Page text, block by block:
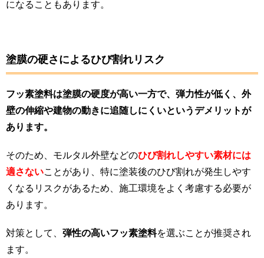
になることもあります​。
塗膜の硬さによるひび割れリスク
フッ素塗料は塗膜の硬度が高い一方で、弾力性が低く、外
壁の伸縮や建物の動きに追随しにくいというデメリットが
あります。
そのため、モルタル外壁などのひび割れしやすい素材には
適さないことがあり、特に塗装後のひび割れが発生しやす
くなるリスクがあるため、施工環境をよく考慮する必要が
あります。
対策として、 弾性の高いフッ素塗料を選ぶことが推奨され
ます​。